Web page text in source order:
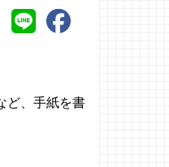
ど、手紙を書